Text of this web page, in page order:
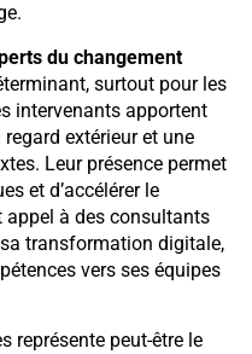
du changement
surtout pour les
intervenants apportent
extérieur et une
Leur présence permet
et d’accélérer le
à des consultants
transformation digitale,
vers ses équipes
représente peut-être le